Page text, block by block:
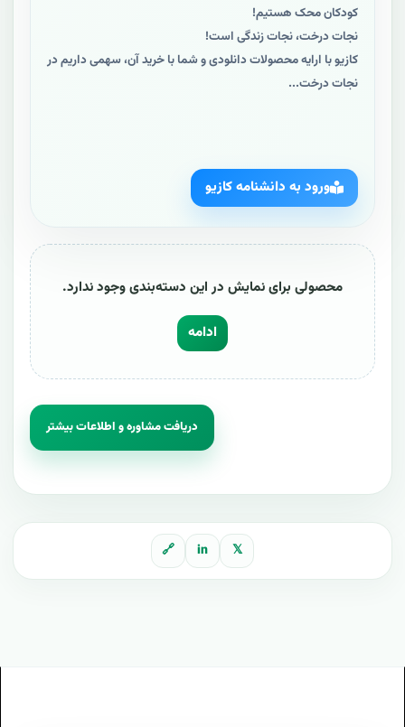
کودکان محک هستيم!
نجات درخت، نجات زندگی است!
کازیو با ارایه محصولات دانلودی و شما با خرید آن، سهمی داریم در
نجات درخت...
ورود به دانشنامه کازیو
محصولی برای نمایش در این دسته‌بندی وجود ندارد.
ادامه
دریافت مشاوره و اطلاعات بیشتر
🔗 in 𝕏